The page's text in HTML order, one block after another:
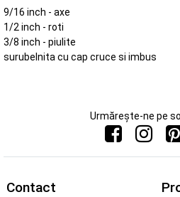
9/16 inch - axe
1/2 inch - roti
3/8 inch - piulite
surubelnita cu cap cruce si imbus
Urmărește-ne pe
Contact